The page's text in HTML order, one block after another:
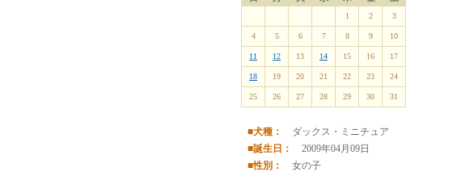
1 2 3
4 5 6 7 8 9 10
11 12 13 14 15 16 17
18 19 20 21 22 23 24
25 26 27 28 29 30 31
■犬種： ダックス・ミニチュア
■誕生日： 2009年04月09日
■性別： 女の子